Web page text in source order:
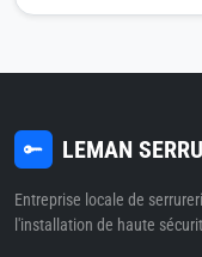
LEMAN
Entreprise locale de
l'installation de haute